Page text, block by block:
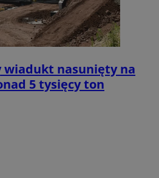
wiadukt nasunięty na
5 tysięcy ton